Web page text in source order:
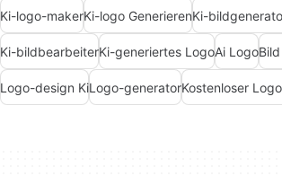
Ki-logo-makerKi-logo GenerierenKi-
Ki-bildbearbeiterKi-generiertes LogoAi Logo
Logo-design KiLogo-generatorKostenloser